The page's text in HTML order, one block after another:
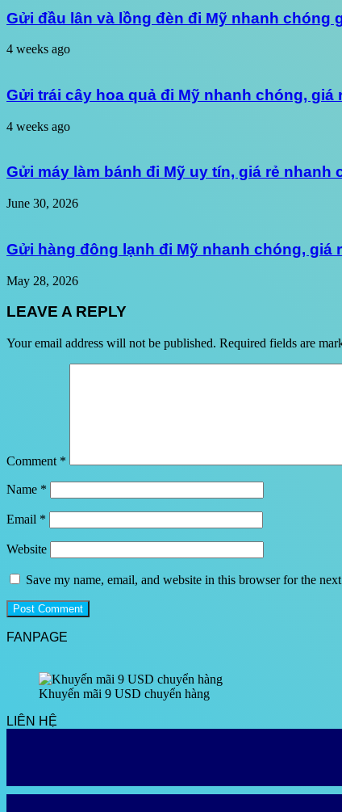
Gửi đầu lân và lồng đèn đi Mỹ nhanh chóng
4 weeks ago
Gửi trái cây hoa quả đi Mỹ nhanh chóng, giá
4 weeks ago
Gửi máy làm bánh đi Mỹ uy tín, giá rẻ nhanh
June 30, 2026
Gửi hàng đông lạnh đi Mỹ nhanh chóng, giá
May 28, 2026
LEAVE A REPLY
Your email address will not be published. Required fields are
Comment *
Name *
Email *
Website
Save my name, email, and website in this browser for the
FANPAGE
Khuyến mãi 9 USD chuyển hàng
LIÊN HỆ